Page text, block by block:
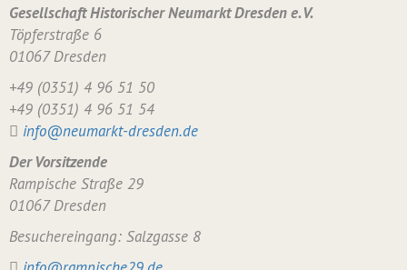
Gesellschaft Historischer Neumarkt Dresden e. V.
Töpferstraße 6
01067 Dresden
+49 (0351) 4 96 51 50
+49 (0351) 4 96 51 54
info@neumarkt-dresden.de
Der Vorsitzende
Rampische Straße 29
01067 Dresden
Besuchereingang: Salzgasse 8